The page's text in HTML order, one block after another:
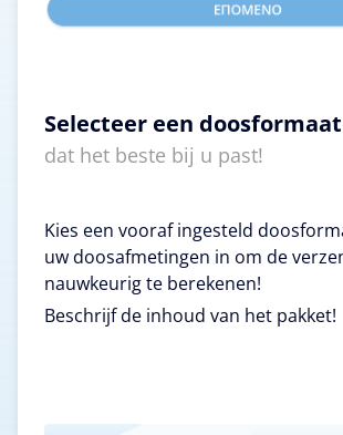
Selecteer een doosformaat
dat het beste bij u past!
Kies een vooraf ingesteld
uw doosafmetingen in om de
nauwkeurig te berekenen!
Beschrijf de inhoud van het pakket!